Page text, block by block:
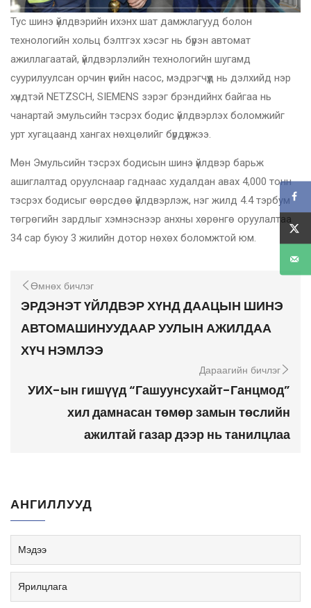
Тус шинэ үйлдвэрийн ихэнх шат дамжлагууд болон
технологийн хольц бэлтгэх хэсэг нь бүрэн автомат
ажиллагаатай, үйлдвэрлэлийн технологийн шугамд
суурилуулсан орчин үеийн насос, мэдрэгчүүд нь дэлхийд нэр
хүндтэй NETZSCH, SIEMENS зэрэг брэндийнх байгаа нь
чанартай эмульсийн тэсрэх бодис үйлдвэрлэх боломжийг
урт хугацаанд хангах нөхцөлийг бүрдүүлжээ.
Мөн Эмульсийн тэсрэх бодисын шинэ үйлдвэр барьж
ашиглалтад оруулснаар гаднаас худалдан авах 4,000 тонн
тэсрэх бодисыг өөрсдөө үйлдвэрлэж, нэг жилд 4.4 тэрбум
төгрөгийн зардлыг хэмнэснээр анхны хөрөнгө оруулалтаа
34 сар буюу 3 жилийн дотор нөхөх боломжтой юм.
Өмнөх бичлэг
ЭРДЭНЭТ ҮЙЛДВЭР ХҮНД ДААЦЫН ШИНЭ
АВТОМАШИНУУДААР УУЛЫН АЖИЛДАА
ХҮЧ НЭМЛЭЭ
Дараагийн бичлэг
УИХ-ын гишүүд “Гашуунсухайт-Ганцмод”
хил дамнасан төмөр замын төслийн
ажилтай газар дээр нь танилцлаа
АНГИЛЛУУД
Мэдээ
Ярилцлага